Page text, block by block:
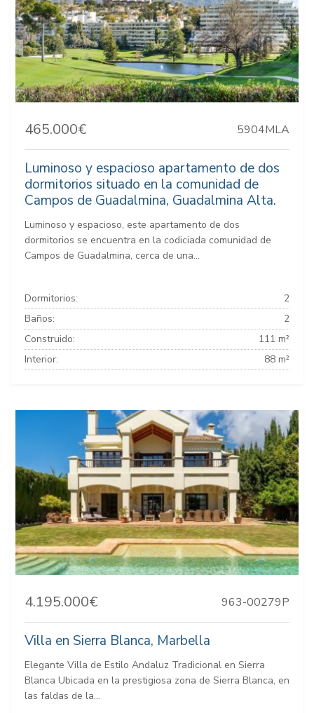
465.000€ 5904MLA
Luminoso y espacioso apartamento de dos
dormitorios situado en la comunidad de
Campos de Guadalmina, Guadalmina Alta.
Luminoso y espacioso, este apartamento de dos
dormitorios se encuentra en la codiciada comunidad de
Campos de Guadalmina, cerca de una...
Dormitorios:
2
Baños:
2
Construido:
111 m²
Interior:
88 m²
4.195.000€ 963-00279P
Villa en Sierra Blanca, Marbella
Elegante Villa de Estilo Andaluz Tradicional en Sierra
Blanca Ubicada en la prestigiosa zona de Sierra Blanca, en
las faldas de la...